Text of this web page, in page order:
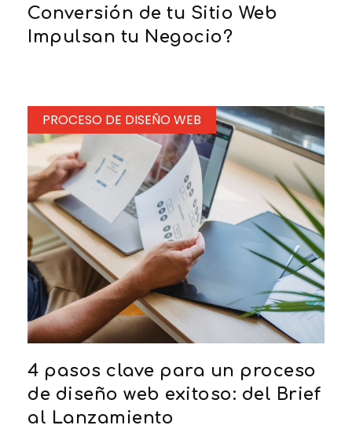
Conversión de tu Sitio Web
Impulsan tu Negocio?
PROCESO DE DISEÑO WEB
4 pasos clave para un proceso
de diseño web exitoso: del Brief
al Lanzamiento